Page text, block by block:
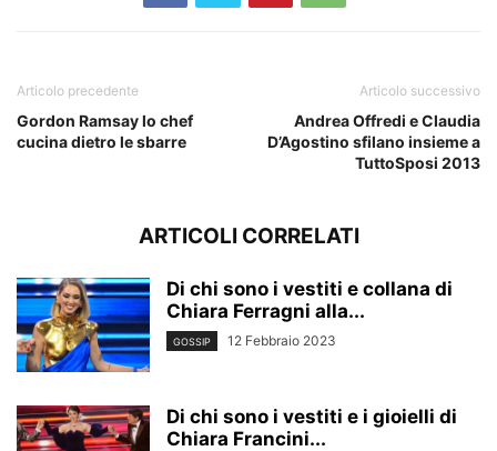
Articolo precedente
Gordon Ramsay lo chef
cucina dietro le sbarre
Articolo successivo
Andrea Offredi e Claudia
D’Agostino sfilano insieme a
TuttoSposi 2013
ARTICOLI CORRELATI
Di chi sono i vestiti e collana di
Chiara Ferragni alla...
GOSSIP 12 Febbraio 2023
Di chi sono i vestiti e i gioielli di
Chiara Francini...